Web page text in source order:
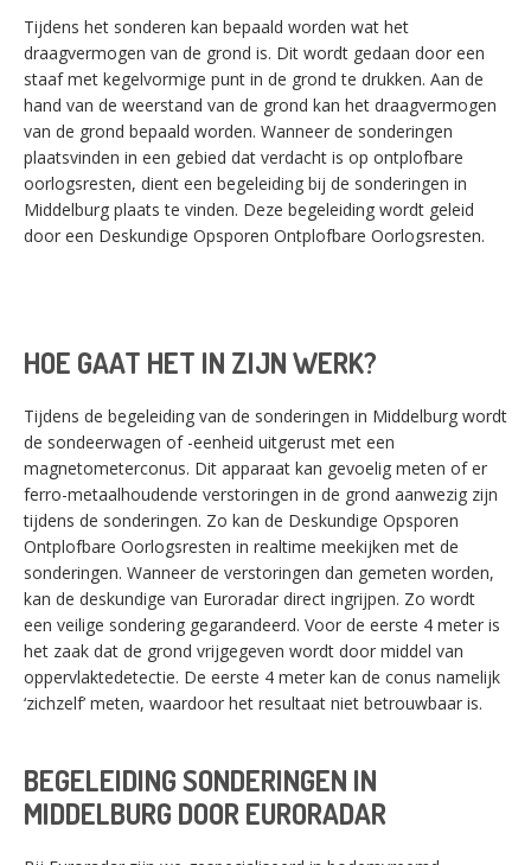
Tijdens het sonderen kan bepaald worden wat het
draagvermogen van de grond is. Dit wordt gedaan door een
staaf met kegelvormige punt in de grond te drukken. Aan de
hand van de weerstand van de grond kan het draagvermogen
van de grond bepaald worden. Wanneer de sonderingen
plaatsvinden in een gebied dat verdacht is op ontplofbare
oorlogsresten, dient een begeleiding bij de sonderingen in
Middelburg plaats te vinden. Deze begeleiding wordt geleid
door een Deskundige Opsporen Ontplofbare Oorlogsresten.
HOE GAAT HET IN ZIJN WERK?
Tijdens de begeleiding van de sonderingen in Middelburg wordt
de sondeerwagen of -eenheid uitgerust met een
magnetometerconus. Dit apparaat kan gevoelig meten of er
ferro-metaalhoudende verstoringen in de grond aanwezig zijn
tijdens de sonderingen. Zo kan de Deskundige Opsporen
Ontplofbare Oorlogsresten in realtime meekijken met de
sonderingen. Wanneer de verstoringen dan gemeten worden,
kan de deskundige van Euroradar direct ingrijpen. Zo wordt
een veilige sondering gegarandeerd. Voor de eerste 4 meter is
het zaak dat de grond vrijgegeven wordt door middel van
oppervlaktedetectie. De eerste 4 meter kan de conus namelijk
‘zichzelf’ meten, waardoor het resultaat niet betrouwbaar is.
BEGELEIDING SONDERINGEN IN
MIDDELBURG DOOR EURORADAR